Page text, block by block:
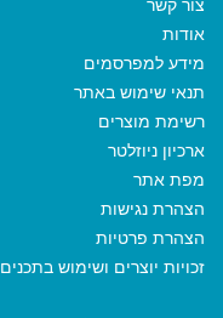
צור קשר
אודות
מידע למפרסמים
תנאי שימוש באתר
רשימת מוצרים
ארכיון ניוזלטר
מפת אתר
הצהרת נגישות
הצהרת פרטיות
זכויות יוצרים ושימוש בתכנים